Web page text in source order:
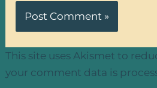
This site uses Akismet to
your comment data is